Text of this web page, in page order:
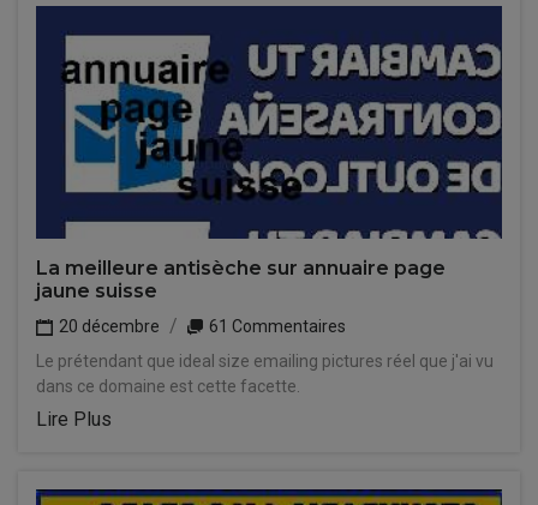
La meilleure antisèche sur annuaire page
jaune suisse
20 décembre
61 Commentaires
Le prétendant que ideal size emailing pictures réel que j'ai vu
dans ce domaine est cette facette.
Lire Plus